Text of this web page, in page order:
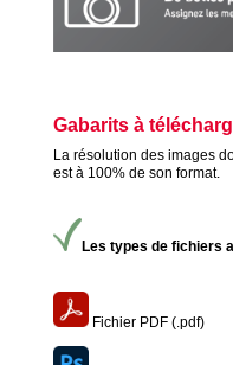
Gabarits à
La résolution des images
est à 100% de son format.
Les types de fichiers
Fichier PDF (.pdf)